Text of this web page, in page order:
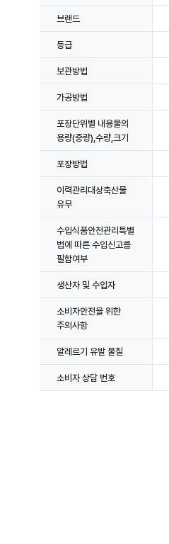
브랜드
등급
보관방법
가공방법
포장단위별 내용물의
용량(중량),수량,크기
포장방법
이력관리대상축산물
유무
수입식품안전관리특별
법에 따른 수입신고를
필함여부
생산자 및 수입자
소비자안전을 위한
주의사항
알레르기 유발 물질
소비자 상담 번호